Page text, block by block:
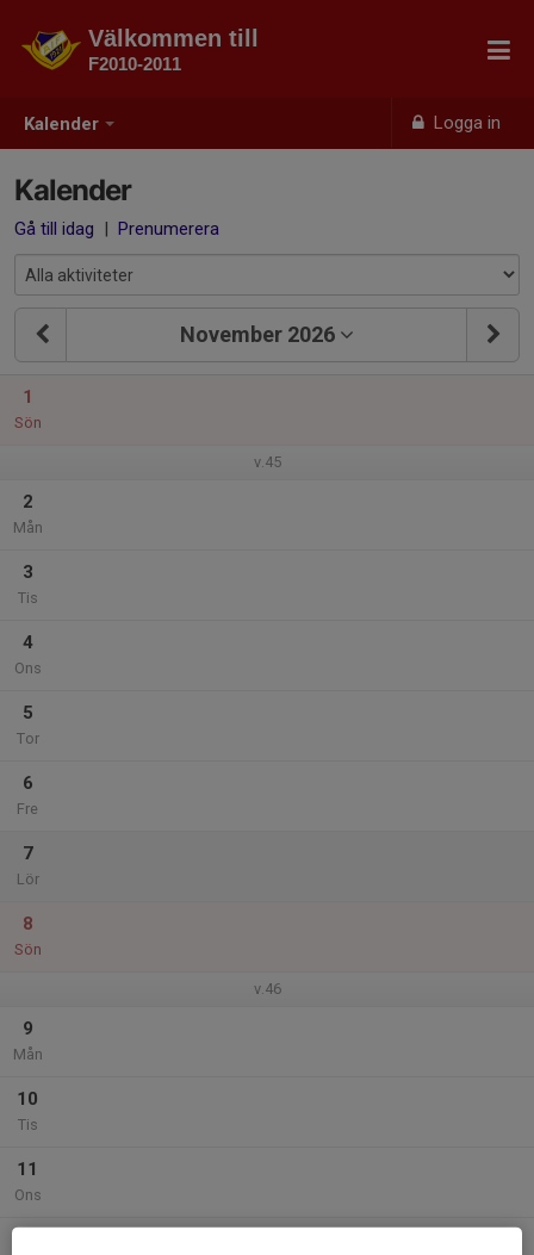
Kalender Logga in
Välkommen till
F2010-2011
Kalender
Gå till idag | Prenumerera
November 2026
1
Sön
v.45
2
Mån
3
Tis
4
Ons
5
Tor
6
Fre
7
Lör
8
Sön
v.46
9
Mån
10
Tis
11
Ons